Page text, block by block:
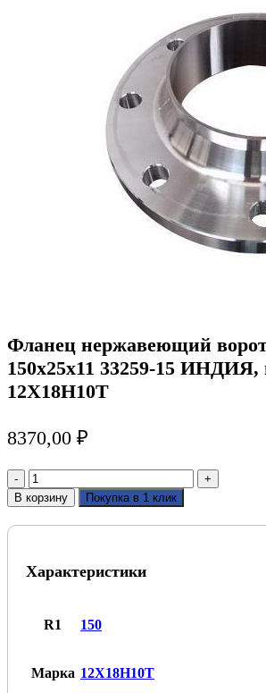
Фланец нержавеющий
150х25х11 33259-15 ИНДИЯ,
12Х18Н10Т
8370,00 ₽
Количество
товара
Фланец
нержавеющий
33259-
марка
В корзину Покупка в 1 клик
Характеристики
R1 150
Марка 12Х18Н10Т